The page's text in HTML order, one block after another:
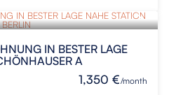
1,350 €/month
IN BESTER LAGE
A